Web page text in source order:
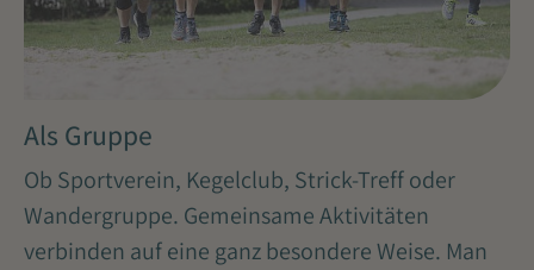
Als Gruppe
Ob Sportverein, Kegelclub, Strick-Treff oder
Wandergruppe. Gemeinsame Aktivitäten
verbinden auf eine ganz besondere Weise. Man